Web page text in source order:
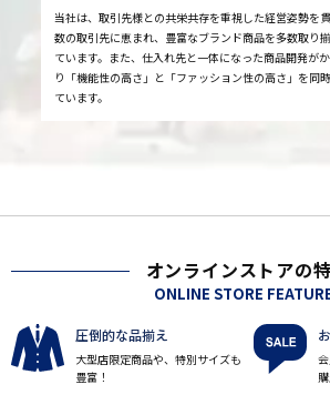
当社は、取引先様との共栄共存を重視した経営姿勢を
数の取引先に恵まれ、豊富なブランド商品を多数取り
ています。また、仕入れ先と一体になった商品開発が
り「機能性の高さ」と「ファッション性の高さ」を同
ています。
オンラインストアの
ONLINE STORE
圧倒的な品揃え
大型店限定商品や、特別サイズも
豊富！